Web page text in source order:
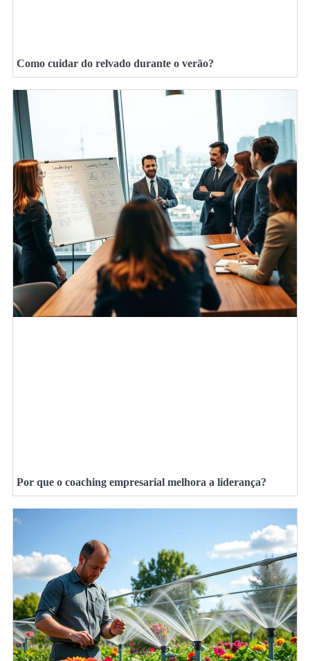
Como cuidar do relvado durante o verão?
Por que o coaching empresarial melhora a liderança?